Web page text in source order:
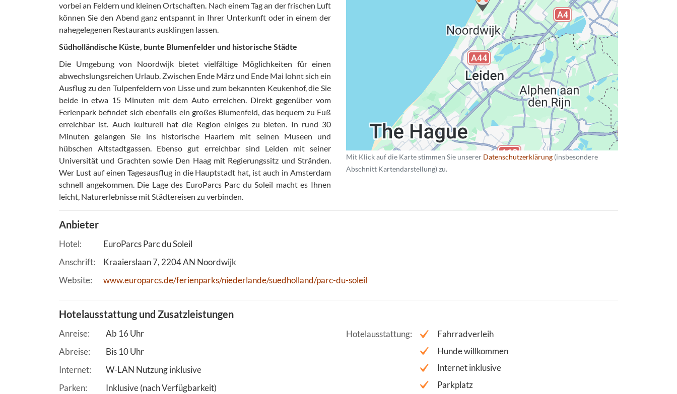
vorbei an Feldern und kleinen Ortschaften. Nach einem Tag an der frischen Luft
können Sie den Abend ganz entspannt in Ihrer Unterkunft oder in einem der
nahegelegenen Restaurants ausklingen lassen.
Südholländische Küste, bunte Blumenfelder und historische Städte
Die Umgebung von Noordwijk bietet vielfältige Möglichkeiten für einen
abwechslungsreichen Urlaub. Zwischen Ende März und Ende Mai lohnt sich ein
Ausflug zu den Tulpenfeldern von Lisse und zum bekannten Keukenhof, die Sie
beide in etwa 15 Minuten mit dem Auto erreichen. Direkt gegenüber vom
Ferienpark befindet sich ebenfalls ein großes Blumenfeld, das bequem zu Fuß
erreichbar ist. Auch kulturell hat die Region einiges zu bieten. In rund 30
Minuten gelangen Sie ins historische Haarlem mit seinen Museen und
hübschen Altstadtgassen. Ebenso gut erreichbar sind Leiden mit seiner
Universität und Grachten sowie Den Haag mit Regierungssitz und Stränden.
Wer Lust auf einen Tagesausflug in die Hauptstadt hat, ist auch in Amsterdam
schnell angekommen. Die Lage des EuroParcs Parc du Soleil macht es Ihnen
leicht, Naturerlebnisse mit Städtereisen zu verbinden.
Datenschutzerklärung
Mit Klick auf die Karte stimmen Sie unserer Datenschutzerklärung (insbesondere
Abschnitt Kartendarstellung) zu.
Anbieter
Hotel
EuroParcs Parc du Soleil
Anschrift
Kraaierslaan 7 2204 AN Noordwijk
Website
www.europarcs.de/ferienparks/niederlande/suedholland/parc-du-soleil
Hotelausstattung und Zusatzleistungen
Anreise
Ab 16 Uhr
Abreise
Bis 10 Uhr
Internet
W-LAN Nutzung inklusive
Parken
Inklusive (nach Verfügbarkeit)
Hotelausstattung
Fahrradverleih
Hunde willkommen
Internet inklusive
Parkplatz